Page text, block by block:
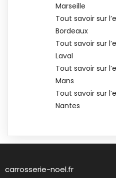
Marseille
Tout savoir sur
Bordeaux
Tout savoir sur
Laval
Tout savoir sur
Mans
Tout savoir sur
Nantes
carrosserie-noel.fr